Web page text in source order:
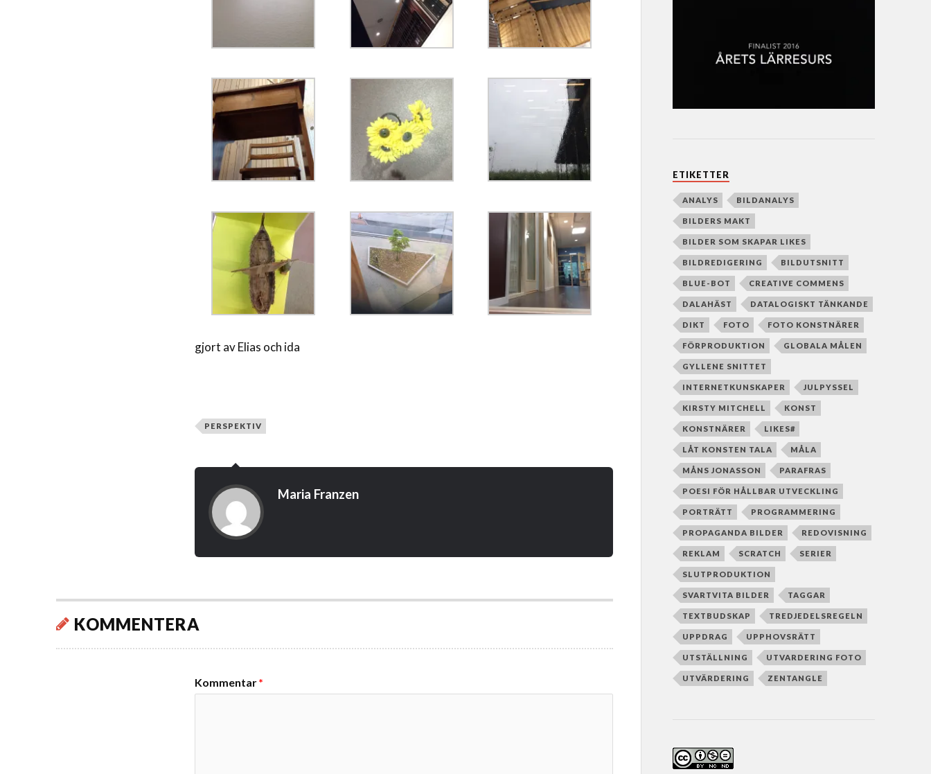
gjort av Elias och ida
PERSPEKTIV
Maria Franzen
KOMMENTERA
Kommentar*
ETIKETTER
ANALYS BILDANALYS
BILDERS MAKT
BILDER SOM SKAPAR LIKES
BILDREDIGERING BILDUTSNITT
BLUE-BOT CREATIVE COMMENS
DALAHÄST DATALOGISKT TÄNKANDE
DIKT FOTO FOTO KONSTNÄRER
FÖRPRODUKTION GLOBALA MÅLEN
GYLLENE SNITTET
INTERNETKUNSKAPER JULPYSSEL
KIRSTY MITCHELL KONST
KONSTNÄRER LIKES#
LÅT KONSTEN TALA MÅLA
MÅNS JONASSON PARAFRAS
POESI FÖR HÅLLBAR UTVECKLING
PORTRÄTT PROGRAMMERING
PROPAGANDA BILDER REDOVISNING
REKLAM SCRATCH SERIER
SLUTPRODUKTION
SVARTVITA BILDER TAGGAR
TEXTBUDSKAP TREDJEDELSREGELN
UPPDRAG UPPHOVSRÄTT
UTSTÄLLNING UTVARDERING FOTO
UTVÄRDERING ZENTANGLE